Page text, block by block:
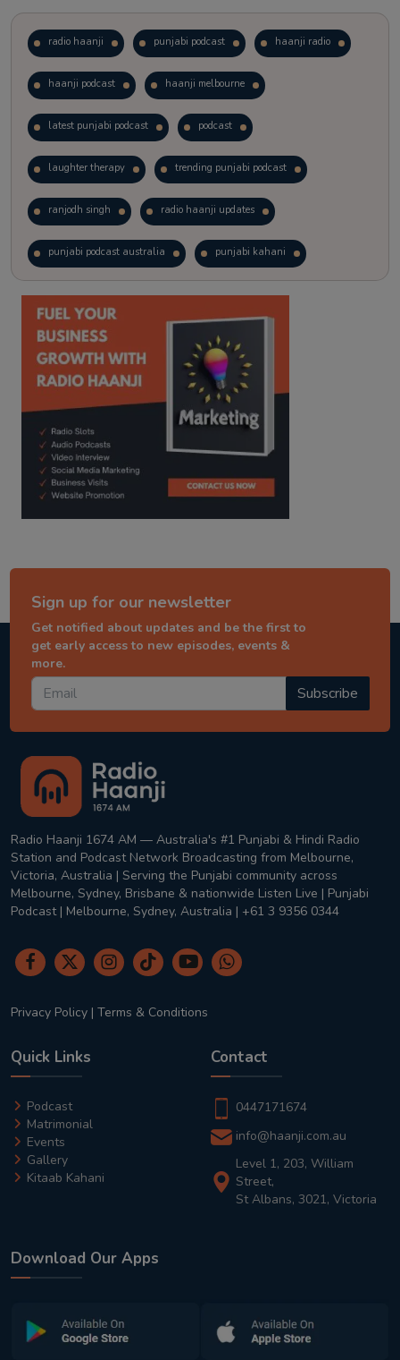
radio haanji punjabi podcast haanji radio
haanji podcast haanji melbourne
latest punjabi podcast podcast
laughter therapy trending punjabi podcast
ranjodh singh radio haanji updates
punjabi podcast australia punjabi kahani
kitaab kahani punjabi story
Sign up for our newsletter
Get notified about updates and be the first to
get early access to new episodes, events &
more.
Subscribe
Radio Haanji 1674 AM — Australia's #1 Punjabi & Hindi Radio
Station and Podcast Network Broadcasting from Melbourne,
Victoria, Australia | Serving the Punjabi community across
Melbourne, Sydney, Brisbane & nationwide Listen Live | Punjabi
Podcast | Melbourne, Sydney, Australia | +61 3 9356 0344
Privacy Policy | Terms & Conditions
Quick Links
Podcast
Matrimonial
Events
Gallery
Kitaab Kahani
Contact
0447171674
info@haanji.com.au
Level 1, 203, William
Street,
St Albans, 3021, Victoria
Download Our Apps